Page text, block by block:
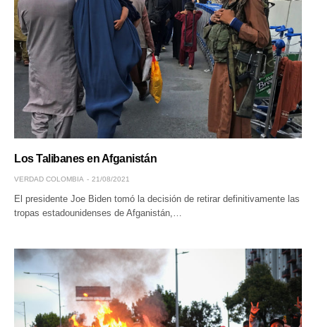
Los Talibanes en Afganistán
VERDAD COLOMBIA 21/08/2021
El presidente Joe Biden tomó la decisión de retirar definitivamente las
tropas estadounidenses de Afganistán,…